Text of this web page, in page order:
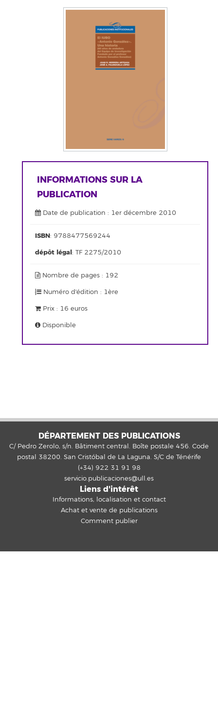
INFORMATIONS SUR LA
PUBLICATION
Date de publication : 1er décembre 2010
ISBN: 9788477569244
dépôt légal: TF 2275/2010
Nombre de pages : 192
Numéro d'édition : 1ère
Prix : 16 euros
Disponible
DÉPARTEMENT DES PUBLICATIONS
C/ Pedro Zerolo, s/n. Bâtiment central. Boîte postale 456. Code
postal 38200. San Cristóbal de La Laguna. S/C de Ténérife
(+34) 922 31 91 98
servicio.publicaciones@ull.es
Liens d'intérêt
Informations, localisation et contact
Achat et vente de publications
Comment publier